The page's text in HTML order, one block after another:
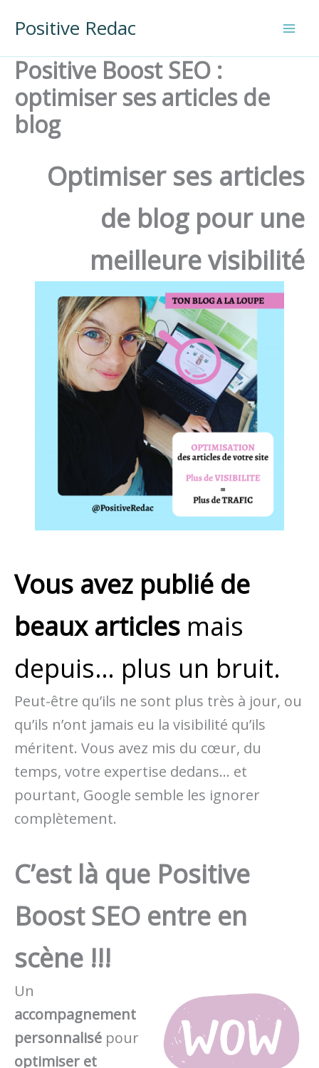
Positive Redac
Positive Boost SEO :
optimiser ses articles de
blog
Optimiser ses articles
de blog pour une
meilleure visibilité
Vous avez publié de
beaux articles mais
depuis… plus un bruit.
Peut-être qu’ils ne sont plus très à jour, ou
qu’ils n’ont jamais eu la visibilité qu’ils
méritent. Vous avez mis du cœur, du
temps, votre expertise dedans… et
pourtant, Google semble les ignorer
complètement.
C’est là que Positive
Boost SEO entre en
scène !!!
Un
accompagnement
personnalisé pour
optimiser et